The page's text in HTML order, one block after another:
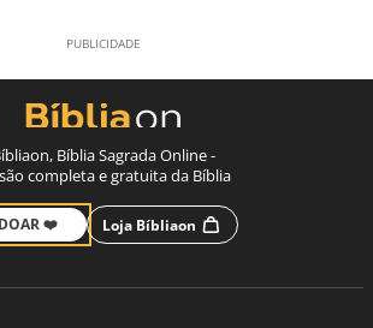
Bíblia Sagrada Online -
completa e gratuita da Bíblia
DOAR ❤️ Loja Bíbliaon